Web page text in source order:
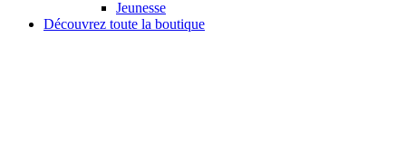
Jeunesse
Découvrez toute la boutique